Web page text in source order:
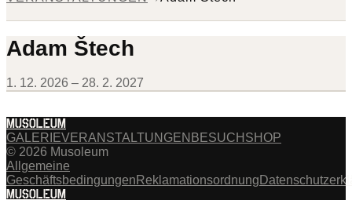
Adam Štech
1. 12. 2026 – 28. 2. 2027
MUSOLEUM
GALERIEVERANSTALTUNGEN BESUCH SHOP
© 2026 Musoleum
Allgemeine
Geschäftsbedingungen Reklamationsordnung
MUSOLEUM